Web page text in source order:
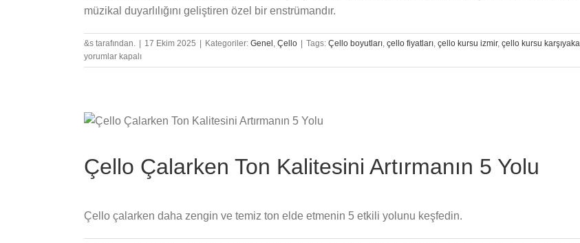
müzikal duyarlılığını geliştiren özel bir enstrümandır.
&s tarafından. | 17 Ekim 2025 | Kategoriler: Genel Çello | Tags: Çello boyutları çello fiyatları çello kursu izmir, çello kursu karşıyaka
yorumlar kapalı
Çello Çalarken Ton Kalitesini Artırmanın 5 Yolu
Çello çalarken daha zengin ve temiz ton elde etmenin 5 etkili yolunu keşfedin.